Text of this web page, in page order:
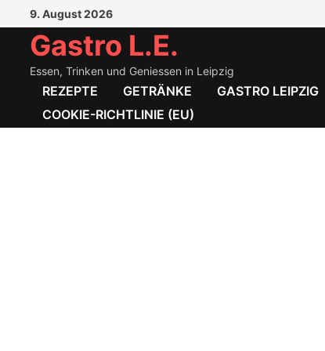
Inhalt
springen
9. August 2026
Gastro L.E.
Essen, Trinken und Geniessen in Leipzig
REZEPTE GETRÄNKE GASTRO LEIPZIG
COOKIE-RICHTLINIE (EU)